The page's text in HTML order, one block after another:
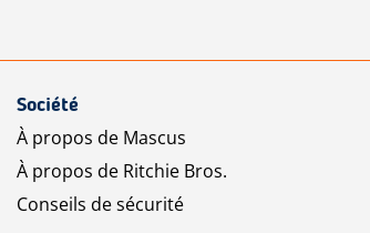
Société
À propos de Mascus
À propos de Ritchie Bros.
Conseils de sécurité